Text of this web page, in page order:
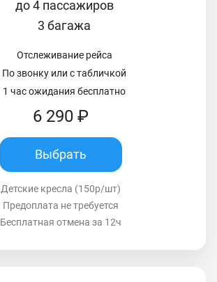
до 4 пассажиров
3 багажа
Отслеживание рейса
По звонку или с табличкой
1 час ожидания бесплатно
6 290 ₽
Выбрать
Детские кресла (150р/шт)
Предоплата не требуется
Бесплатная отмена за 12ч